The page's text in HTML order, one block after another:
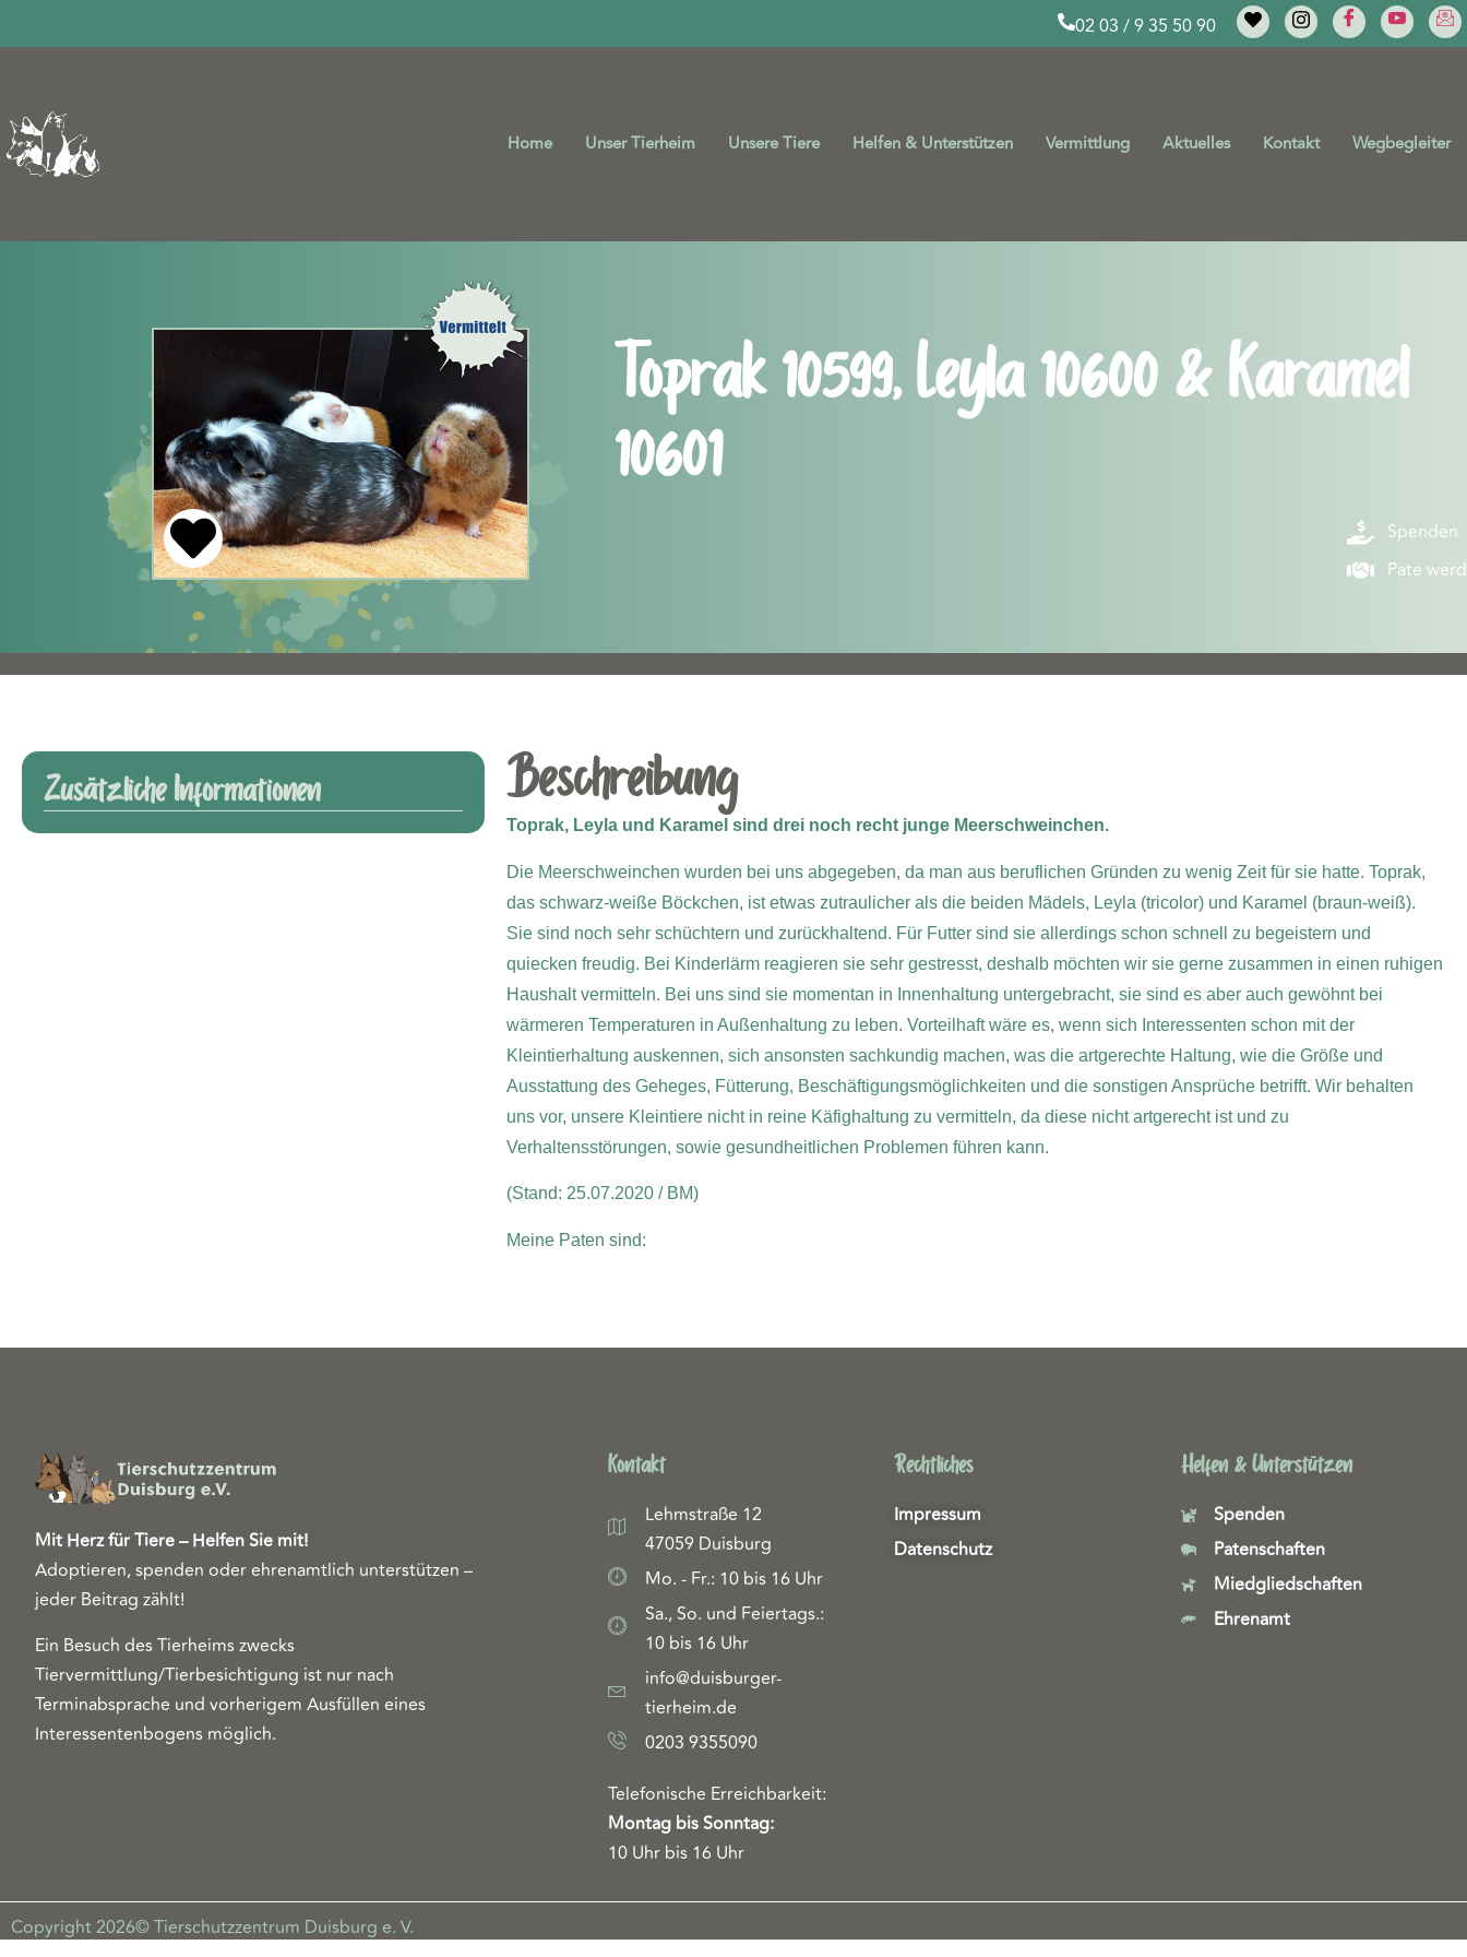
02 03 / 9 35 50 90
Home Unser Tierheim Unsere Tiere Helfen & Unterstützen Vermittlung Aktuelles Kontakt Wegbegleiter
Toprak 10599, Leyla 10600 & Karamel
10601
Spenden
Pate
Zusätzliche Informationen Beschreibung
Toprak, Leyla und Karamel sind drei noch recht junge Meerschweinchen.
Die Meerschweinchen wurden bei uns abgegeben, da man aus beruflichen Gründen zu wenig Zeit für sie hatte. Toprak,
das schwarz-weiße Böckchen, ist etwas zutraulicher als die beiden Mädels, Leyla (tricolor) und Karamel (braun-weiß).
Sie sind noch sehr schüchtern und zurückhaltend. Für Futter sind sie allerdings schon schnell zu begeistern und
quiecken freudig. Bei Kinderlärm reagieren sie sehr gestresst, deshalb möchten wir sie gerne zusammen in einen ruhigen
Haushalt vermitteln. Bei uns sind sie momentan in Innenhaltung untergebracht, sie sind es aber auch gewöhnt bei
wärmeren Temperaturen in Außenhaltung zu leben. Vorteilhaft wäre es, wenn sich Interessenten schon mit der
Kleintierhaltung auskennen, sich ansonsten sachkundig machen, was die artgerechte Haltung, wie die Größe und
Ausstattung des Geheges, Fütterung, Beschäftigungsmöglichkeiten und die sonstigen Ansprüche betrifft. Wir behalten
uns vor, unsere Kleintiere nicht in reine Käfighaltung zu vermitteln, da diese nicht artgerecht ist und zu
Verhaltensstörungen, sowie gesundheitlichen Problemen führen kann.
(Stand: 25.07.2020 / BM)
Meine Paten sind:
Mit Herz für Tiere – Helfen Sie mit!
Adoptieren, spenden oder ehrenamtlich unterstützen –
jeder Beitrag zählt!
Ein Besuch des Tierheims zwecks
Tiervermittlung/Tierbesichtigung ist nur nach
Terminabsprache und vorherigem Ausfüllen eines
Interessentenbogens möglich.
Kontakt
Lehmstraße 12
47059 Duisburg
Mo. - Fr.: 10 bis 16 Uhr
Sa., So. und Feiertags.:
10 bis 16 Uhr
info@duisburger-
tierheim.de
0203 9355090
Telefonische Erreichbarkeit:
Montag bis Sonntag:
10 Uhr bis 16 Uhr
Rechtliches
Impressum
Datenschutz
Helfen & Unterstützen
Spenden
Patenschaften
Miedgliedschaften
Ehrenamt
Copyright 2026© Tierschutzzentrum Duisburg e. V.